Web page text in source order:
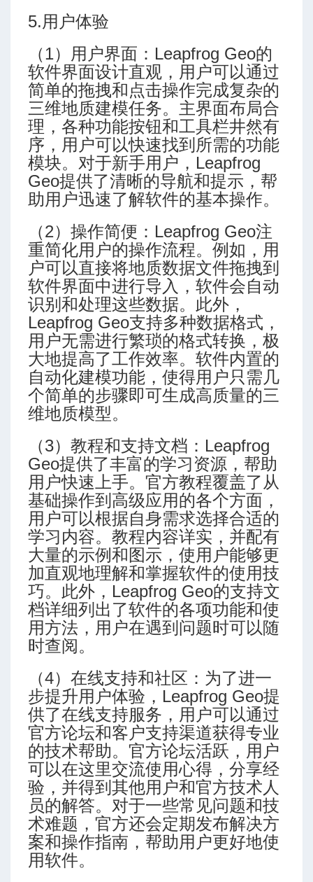
5.用户体验
（1）用户界面：Leapfrog Geo的
软件界面设计直观，用户可以通过
简单的拖拽和点击操作完成复杂的
三维地质建模任务。主界面布局合
理，各种功能按钮和工具栏井然有
序，用户可以快速找到所需的功能
模块。对于新手用户，Leapfrog
Geo提供了清晰的导航和提示，帮
助用户迅速了解软件的基本操作。
（2）操作简便：Leapfrog Geo注
重简化用户的操作流程。例如，用
户可以直接将地质数据文件拖拽到
软件界面中进行导入，软件会自动
识别和处理这些数据。此外，
Leapfrog Geo支持多种数据格式，
用户无需进行繁琐的格式转换，极
大地提高了工作效率。软件内置的
自动化建模功能，使得用户只需几
个简单的步骤即可生成高质量的三
维地质模型。
（3）教程和支持文档：Leapfrog
Geo提供了丰富的学习资源，帮助
用户快速上手。官方教程覆盖了从
基础操作到高级应用的各个方面，
用户可以根据自身需求选择合适的
学习内容。教程内容详实，并配有
大量的示例和图示，使用户能够更
加直观地理解和掌握软件的使用技
巧。此外，Leapfrog Geo的支持文
档详细列出了软件的各项功能和使
用方法，用户在遇到问题时可以随
时查阅。
（4）在线支持和社区：为了进一
步提升用户体验，Leapfrog Geo提
供了在线支持服务，用户可以通过
官方论坛和客户支持渠道获得专业
的技术帮助。官方论坛活跃，用户
可以在这里交流使用心得，分享经
验，并得到其他用户和官方技术人
员的解答。对于一些常见问题和技
术难题，官方还会定期发布解决方
案和操作指南，帮助用户更好地使
用软件。